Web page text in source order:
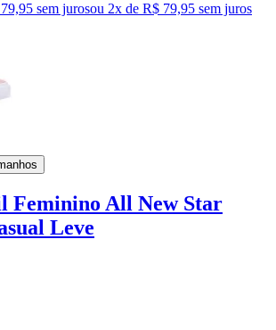
sem jurosou 2x de R$ 79,95 sem juros
Feminino All New Star
Leve